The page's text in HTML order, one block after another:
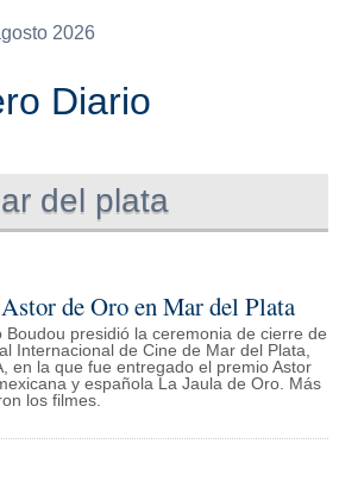
2026
Diario
del plata
de Oro en Mar del Plata
Boudou presidió la ceremonia de cierre de
Internacional de Cine de Mar del Plata,
en la que fue entregado el premio Astor
y española La Jaula de Oro. Más
los filmes.